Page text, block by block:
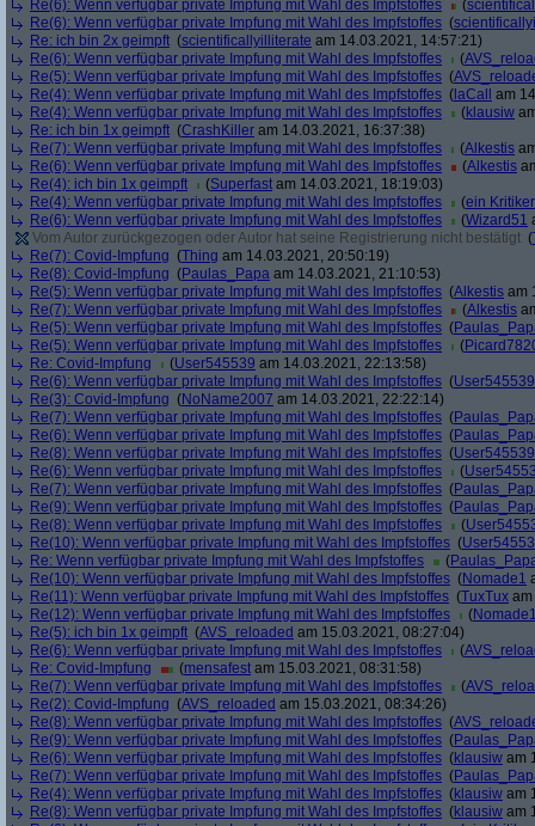
Re(6): Wenn verfügbar private Impfung mit Wahl des Impfstoffes
(
Re(6): Wenn verfügbar private Impfung mit Wahl des Impfstoffes (
Re: ich bin 2x geimpft (scientificallyilliterate am 14.03.2021, 14:57:21)
Re(6): Wenn verfügbar private Impfung mit Wahl des Impfstoffes
(
Re(5): Wenn verfügbar private Impfung mit Wahl des Impfstoffes (
Re(4): Wenn verfügbar private Impfung mit Wahl des Impfstoffes ( laCall
am
Re(4): Wenn verfügbar private Impfung mit Wahl des Impfstoffes
(klausiw
Re: ich bin 1x geimpft (CrashKiller am 14.03.2021, 16:37:38)
Re(7): Wenn verfügbar private Impfung mit Wahl des Impfstoffes
(Alkestis
Re(6): Wenn verfügbar private Impfung mit Wahl des Impfstoffes
(Alkestis
Re(4): ich bin 1x geimpft
(Superfast am 14.03.2021, 18:19:03)
Re(4): Wenn verfügbar private Impfung mit Wahl des Impfstoffes
(ein Kritiker
Re(6): Wenn verfügbar private Impfung mit Wahl des Impfstoffes
(Wizard51
Vom Autor zurückgezogen oder Autor hat seine Registrierung nicht bestätigt (
Re(7): Covid-Impfung (Thing am 14.03.2021, 20:50:19)
Re(8): Covid-Impfung (Paulas_Papa am 14.03.2021, 21:10:53)
Re(5): Wenn verfügbar private Impfung mit Wahl des Impfstoffes (Alkestis am
Re(7): Wenn verfügbar private Impfung mit Wahl des Impfstoffes
(Alkestis
Re(5): Wenn verfügbar private Impfung mit Wahl des Impfstoffes (
Re(5): Wenn verfügbar private Impfung mit Wahl des Impfstoffes
(
Re: Covid-Impfung
(User545539 am 14.03.2021, 22:13:58)
Re(6): Wenn verfügbar private Impfung mit Wahl des Impfstoffes (User545539
Re(3): Covid-Impfung (NoName2007 am 14.03.2021, 22:22:14)
Re(7): Wenn verfügbar private Impfung mit Wahl des Impfstoffes (
Re(6): Wenn verfügbar private Impfung mit Wahl des Impfstoffes (
Re(8): Wenn verfügbar private Impfung mit Wahl des Impfstoffes (User545539
Re(6): Wenn verfügbar private Impfung mit Wahl des Impfstoffes
(
Re(7): Wenn verfügbar private Impfung mit Wahl des Impfstoffes (
Re(9): Wenn verfügbar private Impfung mit Wahl des Impfstoffes (
Re(8): Wenn verfügbar private Impfung mit Wahl des Impfstoffes
(
Re(10): Wenn verfügbar private Impfung mit Wahl des Impfstoffes (
Re: Wenn verfügbar private Impfung mit Wahl des Impfstoffes
(
Re(10): Wenn verfügbar private Impfung mit Wahl des Impfstoffes (Nomade1
Re(11): Wenn verfügbar private Impfung mit Wahl des Impfstoffes (TuxTux
Re(12): Wenn verfügbar private Impfung mit Wahl des Impfstoffes
(
Re(5): ich bin 1x geimpft (AVS_reloaded am 15.03.2021, 08:27:04)
Re(6): Wenn verfügbar private Impfung mit Wahl des Impfstoffes
(
Re: Covid-Impfung
(mensafest am 15.03.2021, 08:31:58)
Re(7): Wenn verfügbar private Impfung mit Wahl des Impfstoffes
(
Re(2): Covid-Impfung (AVS_reloaded am 15.03.2021, 08:34:26)
Re(8): Wenn verfügbar private Impfung mit Wahl des Impfstoffes (
Re(9): Wenn verfügbar private Impfung mit Wahl des Impfstoffes (
Re(6): Wenn verfügbar private Impfung mit Wahl des Impfstoffes (klausiw am
Re(7): Wenn verfügbar private Impfung mit Wahl des Impfstoffes (
Re(4): Wenn verfügbar private Impfung mit Wahl des Impfstoffes (klausiw am
Re(8): Wenn verfügbar private Impfung mit Wahl des Impfstoffes (klausiw am